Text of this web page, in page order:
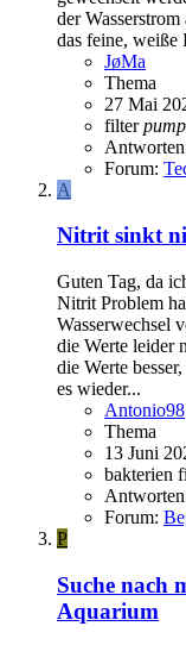
der
das feine, weiße
JøMa
Thema
27 Mai
filter
Forum:
A
Nitrit sinkt
Guten Tag, da
Nitrit Problem
Wasserwechsel
die Werte leider
die Werte
es wieder...
Antonio98
Thema
13 Juni
bakterien
Forum:
P
Suche nach
Aquarium